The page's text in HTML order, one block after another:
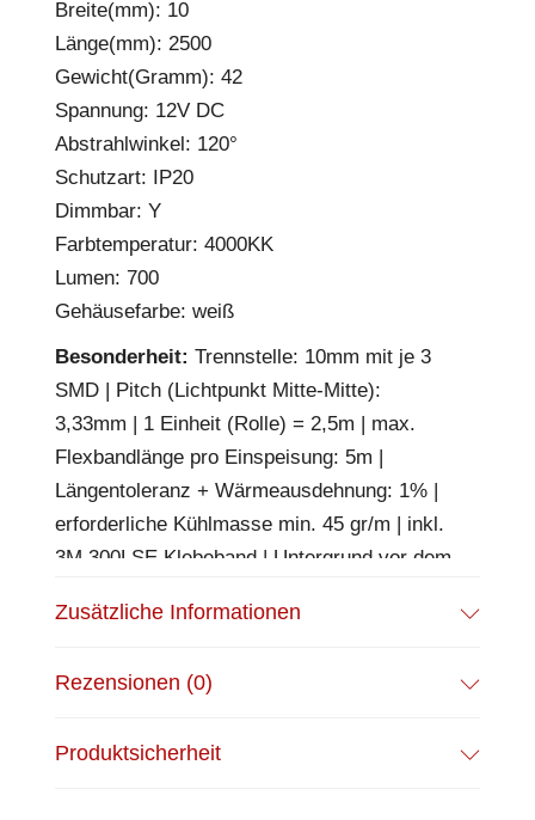
Breite(mm): 10
Länge(mm): 2500
Gewicht(Gramm): 42
Spannung: 12V DC
Abstrahlwinkel: 120°
Schutzart: IP20
Dimmbar: Y
Farbtemperatur: 4000KK
Lumen: 700
Gehäusefarbe: weiß
Besonderheit: Trennstelle: 10mm mit je 3
SMD | Pitch (Lichtpunkt Mitte-Mitte):
3,33mm | 1 Einheit (Rolle) = 2,5m | max.
Flexbandlänge pro Einspeisung: 5m |
Längentoleranz + Wärmeausdehnung: 1% |
erforderliche Kühlmasse min. 45 gr/m | inkl.
3M 300LSE Klebeband | Untergrund vor dem
wieder ablösen! | Es passen die Verbinder
beidseitig mit maleAMP, Aderquerschnitt
Zusätzliche Informationen
Rezensionen (0)
Produktsicherheit